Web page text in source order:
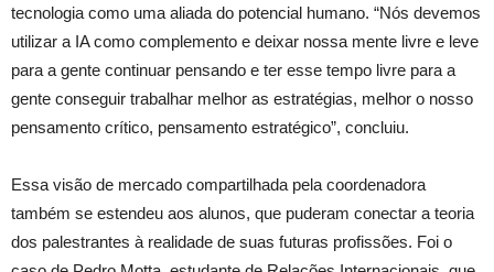
tecnologia como uma aliada do potencial humano. “Nós devemos
utilizar a IA como complemento e deixar nossa mente livre e leve
para a gente continuar pensando e ter esse tempo livre para a
gente conseguir trabalhar melhor as estratégias, melhor o nosso
pensamento crítico, pensamento estratégico”, concluiu.
Essa visão de mercado compartilhada pela coordenadora
também se estendeu aos alunos, que puderam conectar a teoria
dos palestrantes à realidade de suas futuras profissões. Foi o